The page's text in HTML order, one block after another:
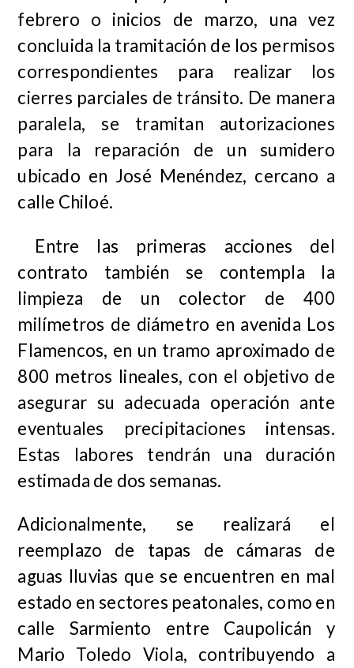
febrero o inicios de marzo, una vez
concluida la tramitación de los permisos
correspondientes para realizar los
cierres parciales de tránsito. De manera
paralela, se tramitan autorizaciones
para la reparación de un sumidero
ubicado en José Menéndez, cercano a
calle Chiloé.
Entre las primeras acciones del
contrato también se contempla la
limpieza de un colector de 400
milímetros de diámetro en avenida Los
Flamencos, en un tramo aproximado de
800 metros lineales, con el objetivo de
asegurar su adecuada operación ante
eventuales precipitaciones intensas.
Estas labores tendrán una duración
estimada de dos semanas.
Adicionalmente, se realizará el
reemplazo de tapas de cámaras de
aguas lluvias que se encuentren en mal
estado en sectores peatonales, como en
calle Sarmiento entre Caupolicán y
Mario Toledo Viola, contribuyendo a